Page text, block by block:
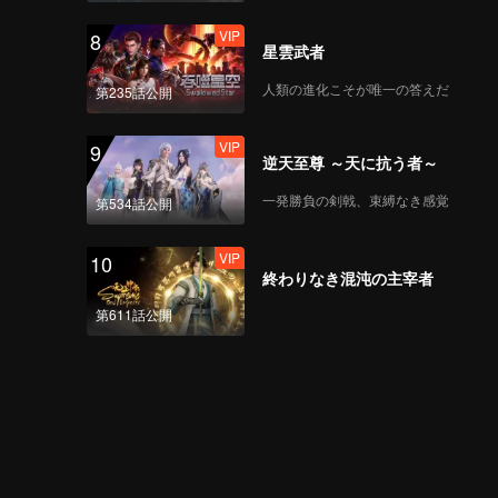
8
第235話公開
VIP
星雲武者
人類の進化こそが唯一の答えだ
9
第534話公開
VIP
逆天至尊 ～天に抗う者～
一発勝負の剣戟、束縛なき感覚
10
第611話公開
VIP
終わりなき混沌の主宰者